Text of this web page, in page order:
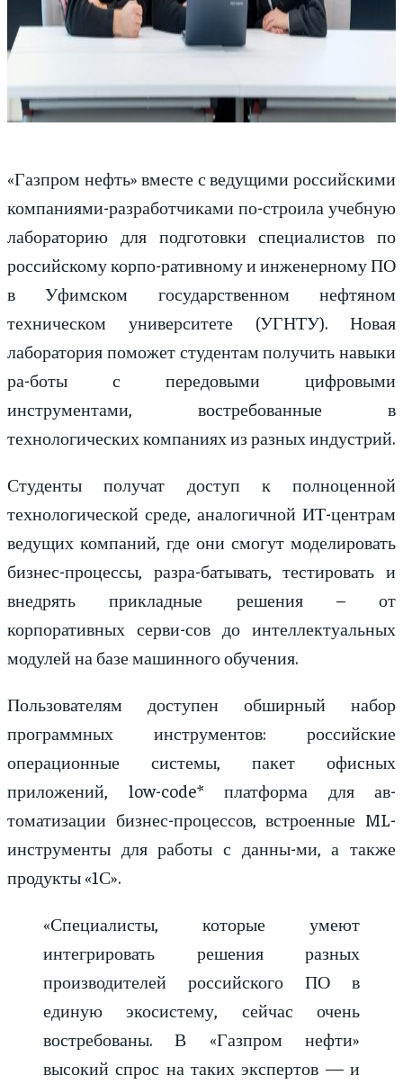
«Газпром нефть» вместе с ведущими российскими
компаниями-разработчиками по-строила учебную
лабораторию для подготовки специалистов по
российскому корпо-ративному и инженерному ПО
в Уфимском государственном нефтяном
техническом университете (УГНТУ). Новая
лаборатория поможет студентам получить навыки
ра-боты с передовыми цифровыми
инструментами, востребованные в
технологических компаниях из разных индустрий.
Студенты получат доступ к полноценной
технологической среде, аналогичной ИТ-центрам
ведущих компаний, где они смогут моделировать
бизнес-процессы, разра-батывать, тестировать и
внедрять прикладные решения – от
корпоративных серви-сов до интеллектуальных
модулей на базе машинного обучения.
Пользователям доступен обширный набор
программных инструментов: российские
операционные системы, пакет офисных
приложений, low-code* платформа для ав-
томатизации бизнес-процессов, встроенные ML-
инструменты для работы с данны-ми, а также
продукты «1С».
«Специалисты, которые умеют
интегрировать решения разных
производителей российского ПО в
единую экосистему, сейчас очень
востребованы. В «Газпром нефти»
высокий спрос на таких экспертов — и